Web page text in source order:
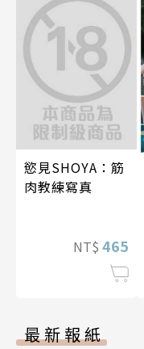
慾見SHOYA：筋
肉教練寫真
NT$ 465
最新報紙